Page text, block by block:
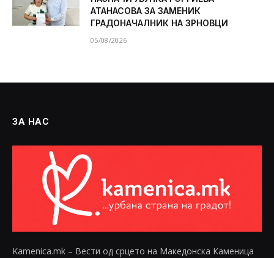
АТАНАСОВА ЗА ЗАМЕНИК
ГРАДОНАЧАЛНИК НА ЗРНОВЦИ
05/08/2026
ЗА НАС
Kamenica.mk – Вести од срцето на Македонска Каменица